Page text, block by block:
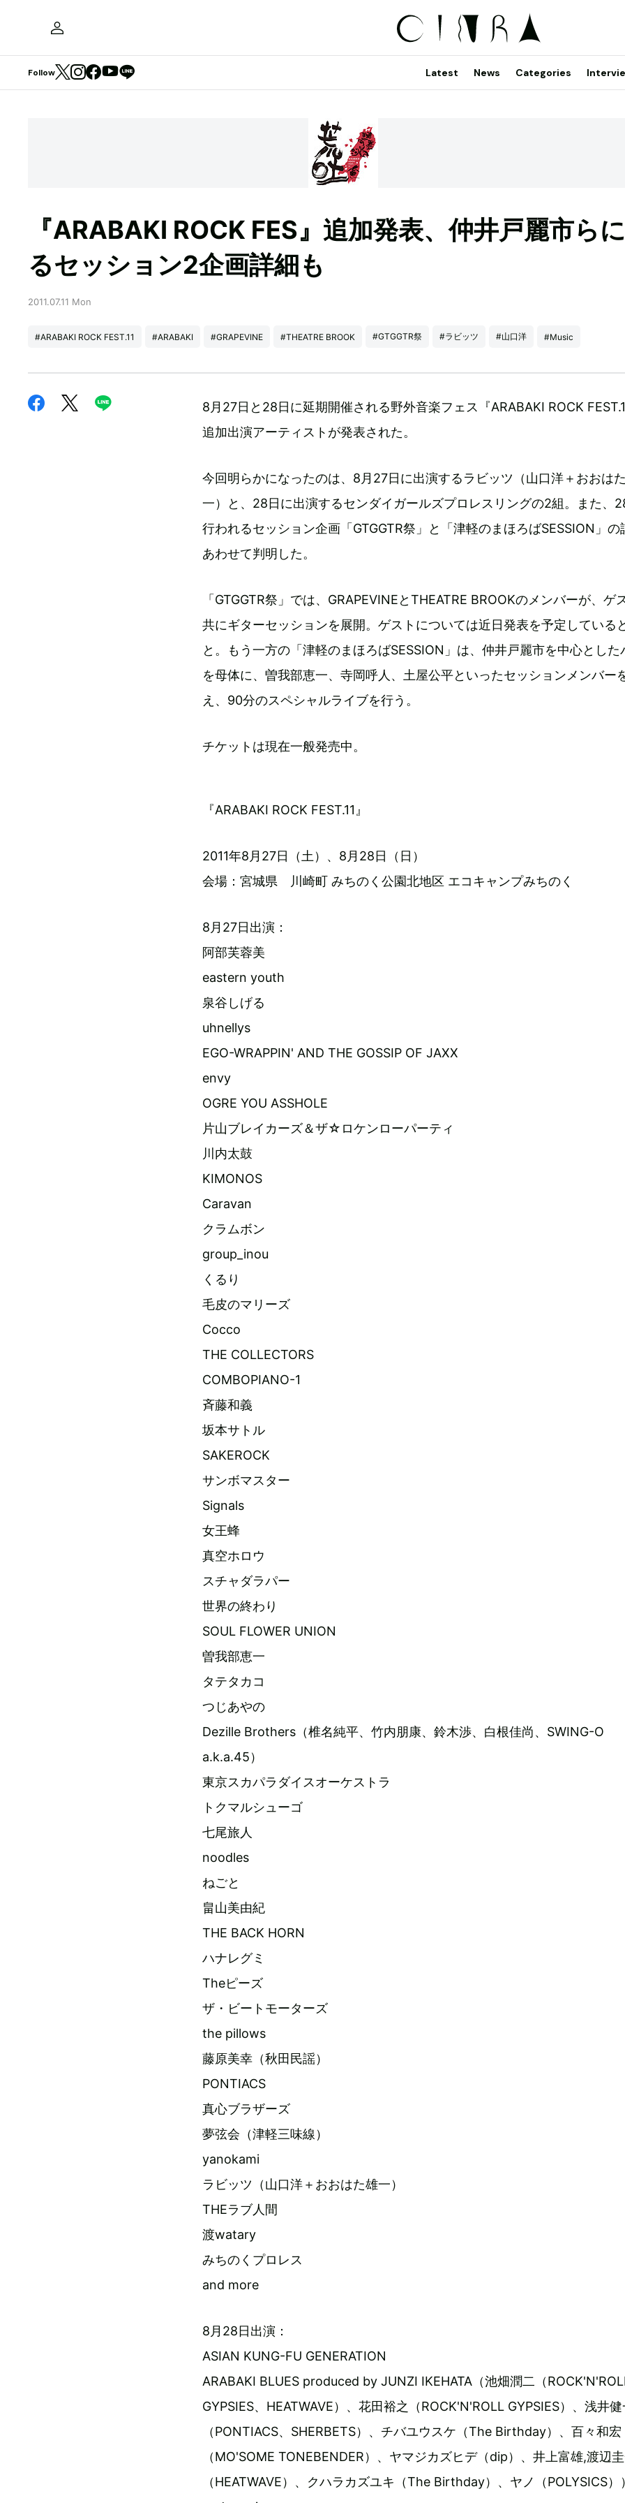
Follow Latest News Categories
『ARABAKI ROCK FES』追加発表、仲井戸麗市ら
るセッション2企画詳細も
2011.07.11 Mon
#ARABAKI ROCK FEST.11 #ARABAKI #GRAPEVINE #THEATRE BROOK #GTGGTR祭 #ラビッツ #山口洋 #Music
8月27日と28日に延期開催される野外音楽フェス『ARABAKI ROCK
追加出演アーティストが発表された。
今回明らかになったのは、8月27日に出演するラビッツ（山口洋＋おおは
一）と、28日に出演するセンダイガールズプロレスリングの2組。また、
行われるセッション企画「GTGGTR祭」と「津軽のまほろばSESSION」の
あわせて判明した。
「GTGGTR祭」では、GRAPEVINEとTHEATRE BROOKのメンバーが、ゲ
共にギターセッションを展開。ゲストについては近日発表を予定している
と。もう一方の「津軽のまほろばSESSION」は、仲井戸麗市を中心とした
を母体に、曽我部恵一、寺岡呼人、土屋公平といったセッションメンバー
え、90分のスペシャルライブを行う。
チケットは現在一般発売中。
『ARABAKI ROCK FEST.11』
2011年8月27日（土）、8月28日（日）
会場：宮城県 川崎町 みちのく公園北地区 エコキャンプみちのく
8月27日出演：
阿部芙蓉美
eastern youth
泉谷しげる
uhnellys
EGO-WRAPPIN' AND THE GOSSIP OF JAXX
envy
OGRE YOU ASSHOLE
片山ブレイカーズ＆ザ☆ロケンローパーティ
川内太鼓
KIMONOS
Caravan
クラムボン
group_inou
くるり
毛皮のマリーズ
Cocco
THE COLLECTORS
COMBOPIANO-1
斉藤和義
坂本サトル
SAKEROCK
サンボマスター
Signals
女王蜂
真空ホロウ
スチャダラパー
世界の終わり
SOUL FLOWER UNION
曽我部恵一
タテタカコ
つじあやの
Dezille Brothers（椎名純平、竹内朋康、鈴木渉、白根佳尚、SWING-O
a.k.a.45）
東京スカパラダイスオーケストラ
トクマルシューゴ
七尾旅人
noodles
ねごと
畠山美由紀
THE BACK HORN
ハナレグミ
Theピーズ
ザ・ビートモーターズ
the pillows
藤原美幸（秋田民謡）
PONTIACS
真心ブラザーズ
夢弦会（津軽三味線）
yanokami
ラビッツ（山口洋＋おおはた雄一）
THEラブ人間
渡watary
みちのくプロレス
and more
8月28日出演：
ASIAN KUNG-FU GENERATION
ARABAKI BLUES produced by JUNZI IKEHATA（池畑潤二（
GYPSIES、HEATWAVE）、花田裕之（ROCK'N'ROLL GYPSIES）、浅井健
（PONTIACS、SHERBETS）、チバユウスケ（The Birthday）、百々和宏
（MO'SOME TONEBENDER）、ヤマジカズヒデ（dip）、井上富雄,渡辺
（HEATWAVE）、クハラカズユキ（The Birthday）、ヤノ（POLYSICS））